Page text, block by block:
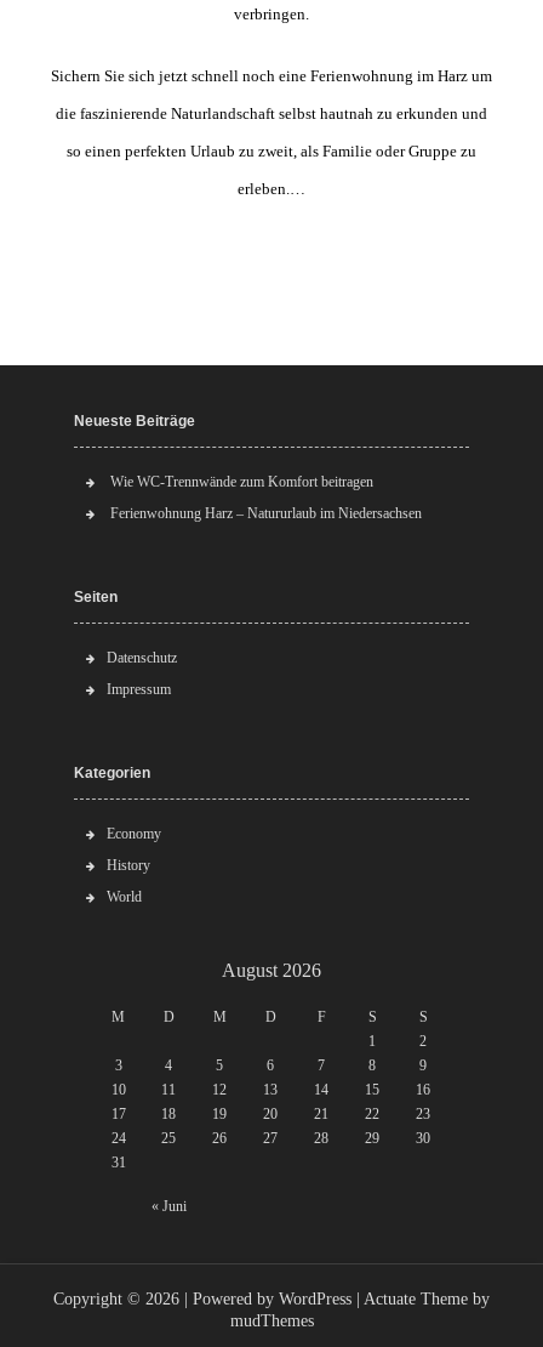
verbringen.
Sichern Sie sich jetzt schnell noch eine Ferienwohnung im Harz um
die faszinierende Naturlandschaft selbst hautnah zu erkunden und
so einen perfekten Urlaub zu zweit, als Familie oder Gruppe zu
erleben.…
Neueste Beiträge
Wie WC-Trennwände zum Komfort beitragen
Ferienwohnung Harz – Natururlaub im Niedersachsen
Seiten
Datenschutz
Impressum
Kategorien
Economy
History
World
August 2026
M D M D F S S
« Juni
1
2
3
4 5 6 7 8
9
10
11 12 13 14 15
16
17
18 19 20 21 22
23
24
25 26 27 28 29
30
31
Copyright © 2026 | Powered by WordPress | Actuate Theme by
mudThemes